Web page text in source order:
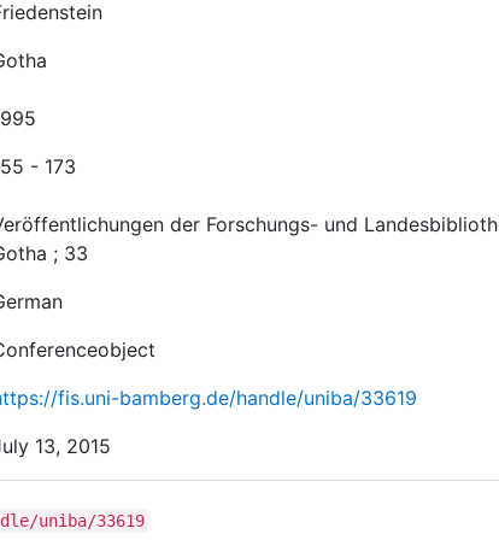
- 173
der Forschungs- und
; 33
fis.uni-bamberg.de/handle/uniba/33619
13, 2015
uniba/33619